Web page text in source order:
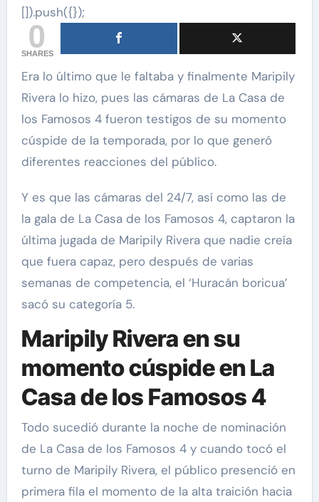
[]).push({});
0
SHARES
Era lo último que le faltaba y finalmente Maripily
Rivera lo hizo, pues las cámaras de La Casa de
los Famosos 4 fueron testigos de su momento
cúspide de la temporada, por lo que generó
diferentes reacciones del público.
Y es que las cámaras del 24/7, así como las de
la gala de La Casa de los Famosos 4, captaron la
última jugada de Maripily Rivera que nadie creía
que fuera capaz, pero después de varias
semanas de competencia, el ‘Huracán boricua’
sacó su categoría 5.
Maripily Rivera en su
momento cúspide en La
Casa de los Famosos 4
Todo sucedió durante la noche de nominación
de La Casa de los Famosos 4 y cuando tocó el
turno de Maripily Rivera, el público presenció en
primera fila el momento de la alta traición hacia